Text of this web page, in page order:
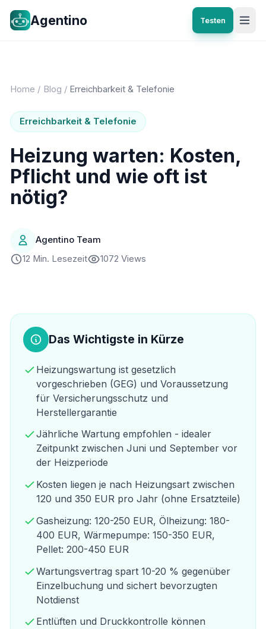
Agentino Testen
Home / Blog / Erreichbarkeit & Telefonie
Erreichbarkeit & Telefonie
Heizung warten: Kosten,
Pflicht und wie oft ist
nötig?
Agentino Team
12 Min. Lesezeit
1072 Views
Das Wichtigste in Kürze
Heizungswartung ist gesetzlich
vorgeschrieben (GEG) und Voraussetzung
für Versicherungsschutz und
Herstellergarantie
Jährliche Wartung empfohlen - idealer
Zeitpunkt zwischen Juni und September vor
der Heizperiode
Kosten liegen je nach Heizungsart zwischen
120 und 350 EUR pro Jahr (ohne Ersatzteile)
Gasheizung: 120-250 EUR, Ölheizung: 180-
400 EUR, Wärmepumpe: 150-350 EUR,
Pellet: 200-450 EUR
Wartungsvertrag spart 10-20 % gegenüber
Einzelbuchung und sichert bevorzugten
Notdienst
Entlüften und Druckkontrolle können